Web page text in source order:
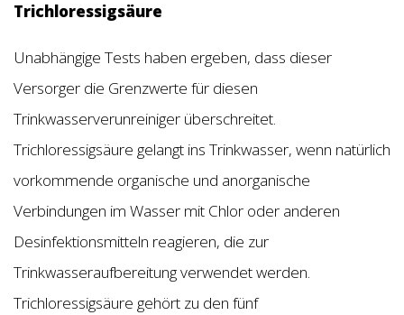
Trichloressigsäure
Unabhängige Tests haben ergeben, dass dieser
Versorger die Grenzwerte für diesen
Trinkwasserverunreiniger überschreitet.
Trichloressigsäure gelangt ins Trinkwasser, wenn natürlich
vorkommende organische und anorganische
Verbindungen im Wasser mit Chlor oder anderen
Desinfektionsmitteln reagieren, die zur
Trinkwasseraufbereitung verwendet werden.
Trichloressigsäure gehört zu den fünf